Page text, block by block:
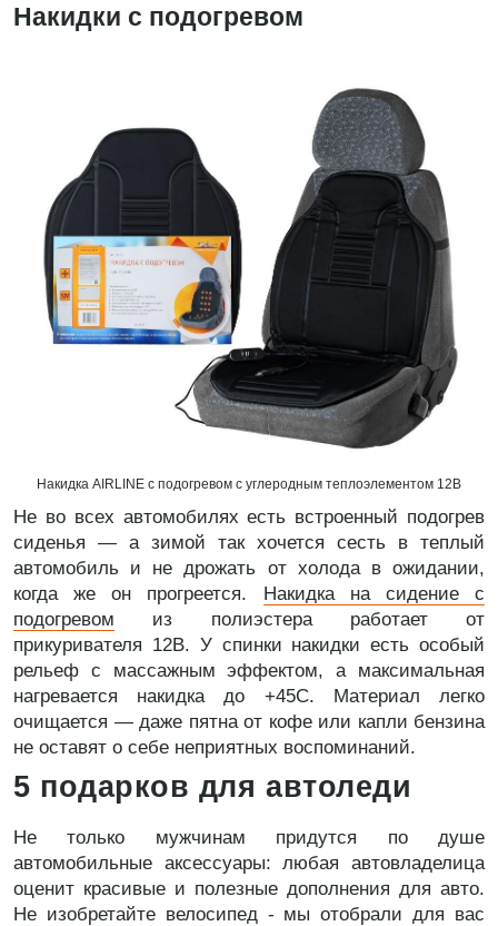
Накидки с подогревом
Накидка AIRLINE с подогревом с углеродным теплоэлементом 12В
Не во всех автомобилях есть встроенный подогрев
сиденья — а зимой так хочется сесть в теплый
автомобиль и не дрожать от холода в ожидании,
когда же он прогреется. Накидка на сидение с
подогревом из полиэстера работает от
прикуривателя 12В. У спинки накидки есть особый
рельеф с массажным эффектом, а максимальная
нагревается накидка до +45C. Материал легко
очищается — даже пятна от кофе или капли бензина
не оставят о себе неприятных воспоминаний.
5 подарков для автоледи
Не только мужчинам придутся по душе
автомобильные аксессуары: любая автовладелица
оценит красивые и полезные дополнения для авто.
Не изобретайте велосипед - мы отобрали для вас